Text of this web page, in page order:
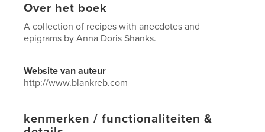
Over het boek
A collection of recipes with anecdotes and
epigrams by Anna Doris Shanks.
Website van auteur
http://www.blankreb.com
kenmerken / functionaliteiten &